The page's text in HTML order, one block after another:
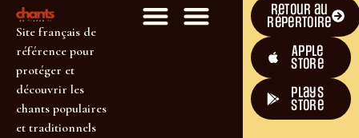
Site français de
référence pour
protéger et
découvrir les
chants populaires
et traditionnels
Retour au
répertoire
Apple
Store
plays
store